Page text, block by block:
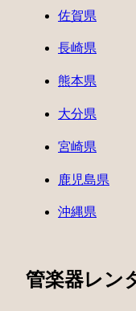
佐賀県
長崎県
熊本県
大分県
宮崎県
鹿児島県
沖縄県
管楽器レン